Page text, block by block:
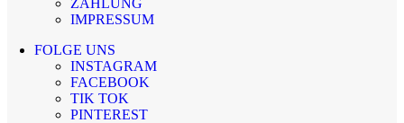
IMPRESSUM
FOLGE UNS
INSTAGRAM
FACEBOOK
TIK TOK
PINTEREST